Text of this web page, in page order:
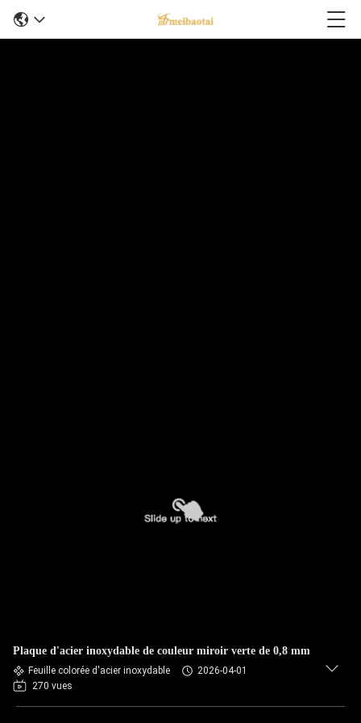
Plaque d'acier inoxydable de couleur miroir verte de 0,8 mm
Feuille colorée d'acier inoxydable
2026-04-01
270 vues